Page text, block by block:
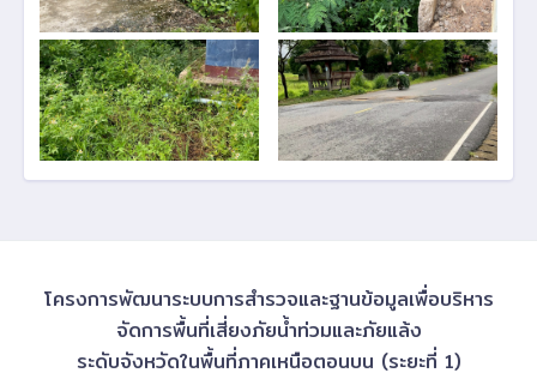
โครงการพัฒนาระบบการสำรวจและฐานข้อมูลเพื่อบริหาร
จัดการพื้นที่เสี่ยงภัยน้ำท่วมและภัยแล้ง
ระดับจังหวัดในพื้นที่ภาคเหนือตอนบน (ระยะที่ 1)